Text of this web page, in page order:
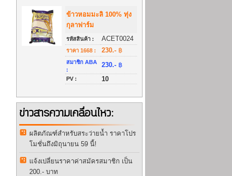
ข้าวหอมมะลิ 100% ทุ่ง
กุลาฟาร์ม
รหัสสินค้า : ACET0024
ราคา 1668 : 230.- ฿
สมาชิก ABA
:
230.- ฿
PV : 10
ข่าวสารความเคลื่อนไหว:
ผลิตภัณฑ์สำหรับสระว่ายน้ำ ราคาโปร
โมชั่นถึงมิถุนายน 59 นี้!
แจ้งเปลี่ยนราคาค่าสมัครสมาชิก เป็น
200.- บาท